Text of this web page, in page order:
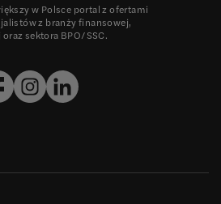
w Polsce portal z ofertami
z branży finansowej,
sektora BPO/SSC.